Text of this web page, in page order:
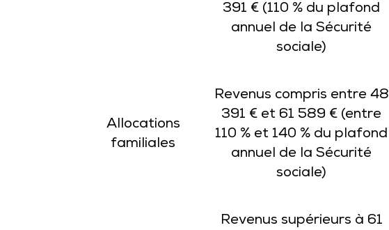
Allocations
familiales
391 € (110 % du plafond
annuel de la Sécurité
sociale)
Revenus compris entre 48
391 € et 61 589 € (entre
110 % et 140 % du plafond
annuel de la Sécurité
sociale)
Revenus supérieurs à 61